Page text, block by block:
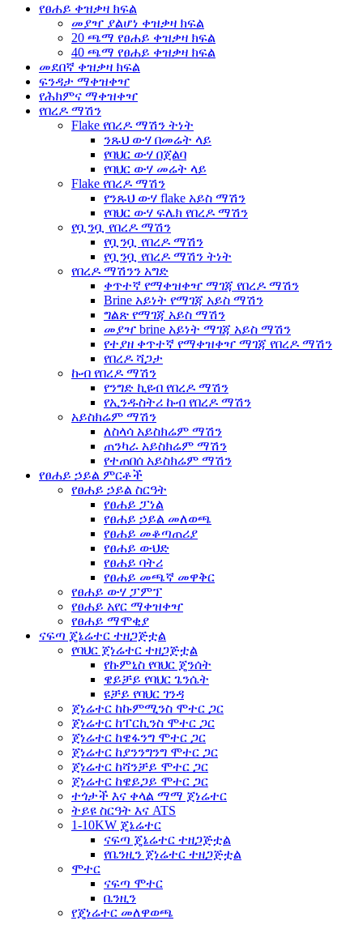
የፀሐይ ቀዝቃዛ ክፍል
መያዣ ያልሆነ ቀዝቃዛ ክፍል
20 ጫማ የፀሐይ ቀዝቃዛ ክፍል
40 ጫማ የፀሐይ ቀዝቃዛ ክፍል
መደበኛ ቀዝቃዛ ክፍል
ፍንዳታ ማቀዝቀዣ
የሕክምና ማቀዝቀዣ
የበረዶ ማሽን
Flake የበረዶ ማሽን ትነት
ንጹህ ውሃ በመሬት ላይ
የባህር ውሃ በጀልባ
የባህር ውሃ መሬት ላይ
Flake የበረዶ ማሽን
የንጹህ ውሃ flake አይስ ማሽን
የባህር ውሃ ፍሌክ የበረዶ ማሽን
የቧንቧ የበረዶ ማሽን
የቧንቧ የበረዶ ማሽን
የቧንቧ የበረዶ ማሽን ትነት
የበረዶ ማሽንን አግድ
ቀጥተኛ የማቀዝቀዣ ማገጃ የበረዶ ማሽን
Brine አይነት የማገጃ አይስ ማሽን
ግልጽ የማገጃ አይስ ማሽን
መያዣ brine አይነት ማገጃ አይስ ማሽን
የተያዘ ቀጥተኛ የማቀዝቀዣ ማገጃ የበረዶ ማሽን
የበረዶ ሻጋታ
ኩብ የበረዶ ማሽን
የንግድ ኪዩብ የበረዶ ማሽን
የኢንዱስትሪ ኩብ የበረዶ ማሽን
አይስክሬም ማሽን
ለስላሳ አይስክሬም ማሽን
ጠንካራ አይስክሬም ማሽን
የተጠበሰ አይስክሬም ማሽን
የፀሐይ ኃይል ምርቶች
የፀሐይ ኃይል ስርዓት
የፀሐይ ፓነል
የፀሐይ ኃይል መለወጫ
የፀሐይ መቆጣጠሪያ
የፀሐይ ውህድ
የፀሐይ ባትሪ
የፀሐይ መጫኛ መዋቅር
የፀሐይ ውሃ ፓምፕ
የፀሐይ አየር ማቀዝቀዣ
የፀሐይ ማሞቂያ
ናፍጣ ጄኔሬተር ተዘጋጅቷል
የባህር ጀነሬተር ተዘጋጅቷል
የኩምኒስ የባህር ጄንሰት
ዌይቻይ የባህር ጌንሴት
ዩቻይ የባህር ገንዳ
ጀነሬተር ከኩምሚንስ ሞተር ጋር
ጀነሬተር ከፐርኪንስ ሞተር ጋር
ጀነሬተር ከዌፋንግ ሞተር ጋር
ጀነሬተር ከያንንግንግ ሞተር ጋር
ጀነሬተር ከሻንቻይ ሞተር ጋር
ጀነሬተር ከዌይጋይ ሞተር ጋር
ተጎታች እና ቀላል ማማ ጀነሬተር
ትይዩ ስርዓት እና ATS
1-10KW ጄኔሬተር
ናፍጣ ጄኔሬተር ተዘጋጅቷል
የቤንዚን ጀነሬተር ተዘጋጅቷል
ሞተር
ናፍጣ ሞተር
ቤንዚን
የጄነሬተር መለዋወጫ